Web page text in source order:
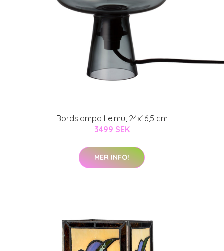
Bordslampa Leimu, 24x16,5 cm
3499 SEK
MER INFO!